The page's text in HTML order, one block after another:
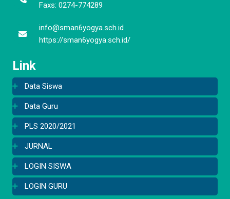
Faxs: 0274-774289
info@sman6yogya.sch.id
https://sman6yogya.sch.id/
Link
Data Siswa
Data Guru
PLS 2020/2021
JURNAL
LOGIN SISWA
LOGIN GURU